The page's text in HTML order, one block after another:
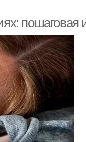
пошаговая